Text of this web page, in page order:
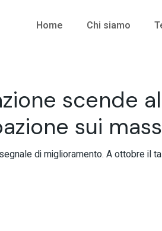
Home Chi siamo
scende
sui
di miglioramento. A ottobre il